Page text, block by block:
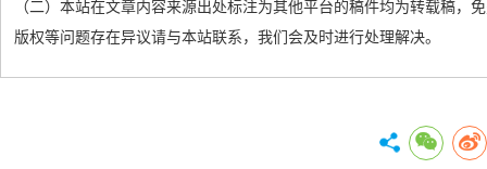
（二）本站在文章内容来源出处标注为其他平台的稿件均为转载稿
版权等问题存在异议请与本站联系，我们会及时进行处理解决。